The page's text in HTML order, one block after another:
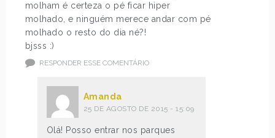
molham é certeza o pé ficar hiper
molhado, e ninguém merece andar com pé
molhado o resto do dia né?!
bjsss :)
RESPONDER ESSE COMENTÁRIO
Amanda
25 DE AGOSTO DE 2015 - 15:09
Olá! Posso entrar nos parques